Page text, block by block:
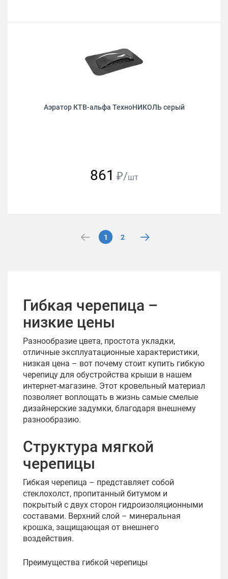
Аэратор КТВ-альфа ТехноНИКОЛЬ серый
861 ₽/шт
1 2
Гибкая черепица –
низкие цены
Разнообразие цвета, простота укладки,
отличные эксплуатационные характеристики,
низкая цена – вот почему стоит купить гибкую
черепицу для обустройства крыши в нашем
интернет-магазине. Этот кровельный материал
позволяет воплощать в жизнь самые смелые
дизайнерские задумки, благодаря внешнему
разнообразию.
Структура мягкой
черепицы
Гибкая черепица – представляет собой
стеклохолст, пропитанный битумом и
покрытый с двух сторон гидроизоляционными
составами. Верхний слой – минеральная
крошка, защищающая от внешнего
воздействия.
Преимущества гибкой черепицы